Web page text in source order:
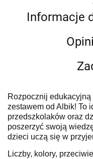
Informacje
Rozpocznij
zestawem od Albik! To
przedszkolaków oraz
poszerzyć swoją
dzieci uczą się w
Liczby, kolory,